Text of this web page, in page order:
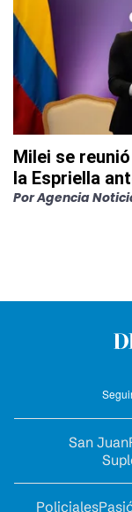
Milei se
la Espriella
PorAgencia
San Juan
Policiales